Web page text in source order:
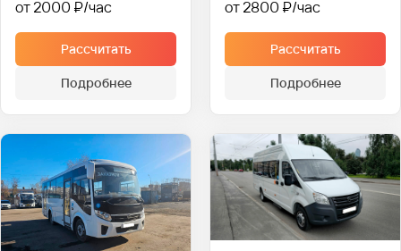
от 2000 ₽
Рассчитать
Подробнее
от 2800 ₽
Рассчитать
Подробнее